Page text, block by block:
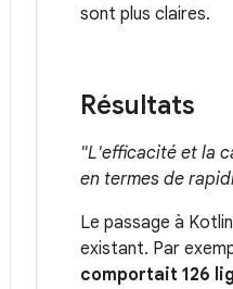
sont plus claires.
Résultats
"L'efficacité et la
en termes de
Le passage à
existant. Par
comportait 126